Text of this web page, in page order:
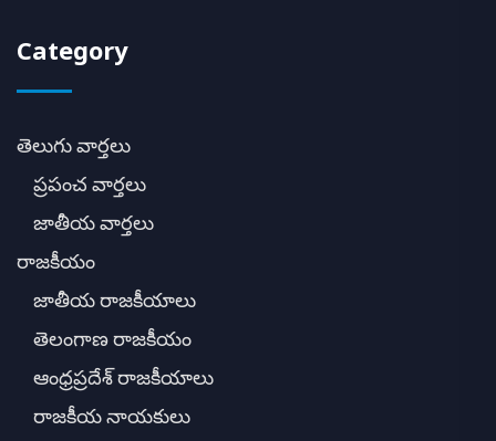
Category
తెలుగు వార్తలు
ప్రపంచ వార్తలు
జాతీయ వార్తలు
రాజకీయం
జాతీయ రాజకీయాలు
తెలంగాణ రాజకీయం
ఆంధ్రప్రదేశ్ రాజకీయాలు
రాజకీయ నాయకులు